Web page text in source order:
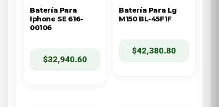
Batería Para
Iphone SE 616-
00106
$32,940.60
Batería Para Lg
M150 BL-45F1F
$42,380.80